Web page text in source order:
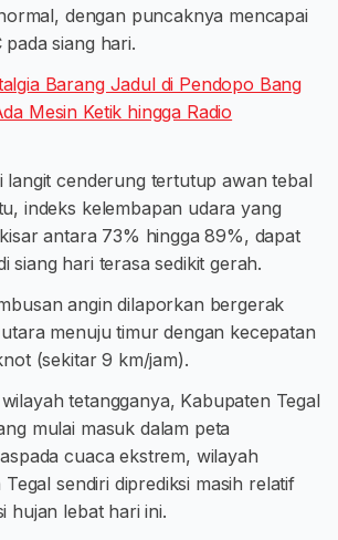
dengan puncaknya mencapai
pada siang hari.
Barang Jadul di Pendopo Bang
Mesin Ketik hingga Radio
langit cenderung tertutup awan tebal
indeks kelembapan udara yang
antara 73% hingga 89%, dapat
siang hari terasa sedikit gerah.
angin dilaporkan bergerak
menuju timur dengan kecepatan
(sekitar 9 km/jam).
tetangganya, Kabupaten Tegal
mulai masuk dalam peta
cuaca ekstrem, wilayah
sendiri diprediksi masih relatif
hujan lebat hari ini.